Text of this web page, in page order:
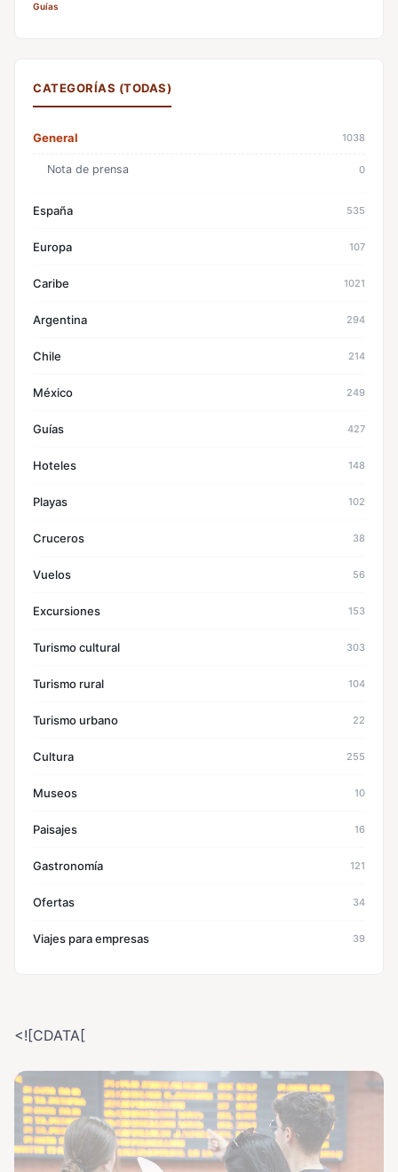
Guías
CATEGORÍAS (TODAS)
General 1038
Nota de prensa 0
España 535
Europa 107
Caribe 1021
Argentina 294
Chile 214
México 249
Guías 427
Hoteles 148
Playas 102
Cruceros 38
Vuelos 56
Excursiones 153
Turismo cultural 303
Turismo rural 104
Turismo urbano 22
Cultura 255
Museos 10
Paisajes 16
Gastronomía 121
Ofertas 34
Viajes para empresas 39
<![CDATA[